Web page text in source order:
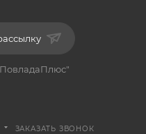
ЗАКАЗАТЬ ЗВОНОК